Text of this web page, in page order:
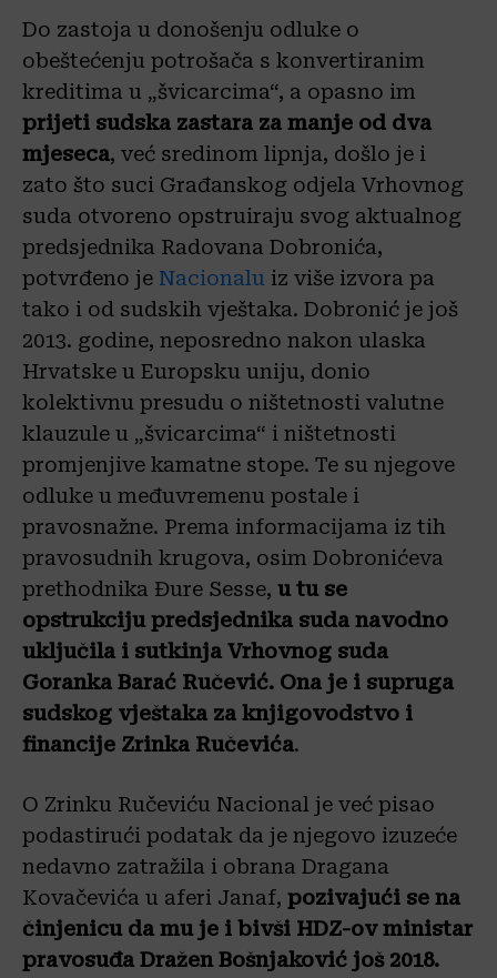
Do zastoja u donošenju odluke o
obeštećenju potrošača s konvertiranim
kreditima u „švicarcima“, a opasno im
prijeti sudska zastara za manje od dva
mjeseca, već sredinom lipnja, došlo je i
zato što suci Građanskog odjela Vrhovnog
suda otvoreno opstruiraju svog aktualnog
predsjednika Radovana Dobronića,
potvrđeno je Nacionalu iz više izvora pa
tako i od sudskih vještaka. Dobronić je još
2013. godine, neposredno nakon ulaska
Hrvatske u Europsku uniju, donio
kolektivnu presudu o ništetnosti valutne
klauzule u „švicarcima“ i ništetnosti
promjenjive kamatne stope. Te su njegove
odluke u međuvremenu postale i
pravosnažne. Prema informacijama iz tih
pravosudnih krugova, osim Dobronićeva
prethodnika Đure Sesse, u tu se
opstrukciju predsjednika suda navodno
uključila i sutkinja Vrhovnog suda
Goranka Barać Ručević. Ona je i supruga
sudskog vještaka za knjigovodstvo i
financije Zrinka Ručevića.
O Zrinku Ručeviću Nacional je već pisao
podastirući podatak da je njegovo izuzeće
nedavno zatražila i obrana Dragana
Kovačevića u aferi Janaf, pozivajući se na
činjenicu da mu je i bivši HDZ-ov ministar
pravosuđa Dražen Bošnjaković još 2018.